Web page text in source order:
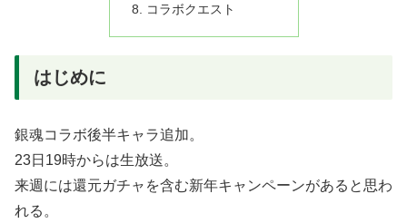
コラボクエスト
はじめに
銀魂コラボ後半キャラ追加。
23日19時からは生放送。
来週には還元ガチャを含む新年キャンペーンがあると思わ
れる。